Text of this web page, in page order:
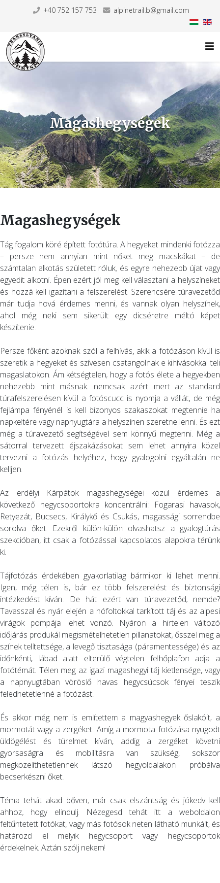
+40 752 157 753 alpinetrail.b@gmail.com
Magashegységek
Magashegységek
Tág fogalom köré épített fotótúra. A hegyeket mindenki fotózza
– persze nem annyian mint nőket meg macskákat – de
számtalan alkotás született róluk, és egyre nehezebb újat vagy
egyedit alkotni. Épen ezért jól meg kell választani a helyszíneket
és hozzá kell igazítani a felszerelést. Szerencsére túravezetőd
már tudja hová érdemes menni, és vannak olyan helyszínek,
ahol még neki sem sikerült egy dicséretre méltó képet
készítenie.
Persze főként azoknak szól a felhívás, akik a fotózáson kívül is
szeretik a hegyeket és szívesen csatangolnak e kihívásokkal teli
magaslatokon. Ám kétségtelen, hogy a fotós élete a hegyekben
nehezebb mint másnak. nemcsak azért mert az standard
túrafelszerelésen kívül a fotóscucc is nyomja a vállát, de még
fejlámpa fényénél is kell bizonyos szakaszokat megtennie ha
napkeltére vagy napnyugtára a helyszínen szeretne lenni. És ezt
még a túravezető segítségével sem könnyű megtenni. Még a
sátorral tervezett éjszakázásokat sem lehet annyira közel
tervezni a fotózás helyéhez, hogy gyalogolni egyáltalán ne
kelljen.
Az erdélyi Kárpátok magashegységei közül érdemes a
következő hegycsoportokra koncentrálni: Fogarasi havasok,
Retyezát, Bucsecs, Királykő és Csukás, magassági sorrendbe
sorolva őket. Ezekről külön-külön olvashatsz a gyalogtúrás
szekcióban, itt csak a fotózással kapcsolatos alapokra térünk
ki.
Tájfotózás érdekében gyakorlatilag bármikor ki lehet menni.
Igen, még télen is, bár ez több felszerelést és biztonsági
intézkedést kíván. De hát ezért van túravezetőd, nemde?
Tavasszal és nyár elején a hófoltokkal tarkított táj és az alpesi
virágok pompája lehet vonzó. Nyáron a hirtelen változó
időjárás produkál megismételhetetlen pillanatokat, ősszel meg a
színek telítettsége, a levegő tisztasága (páramentessége) és az
időnkénti, lábad alatt elterülő végtelen felhőplafon adja a
fotótémát. Télen meg az igazi magashegyi táj kietlensége, vagy
a napnyugtában vöröslő havas hegycsúcsok fényei teszik
feledhetetlenné a fotózást.
És akkor még nem is említettem a magyashegyek őslakóit, a
mormotát vagy a zergéket. Amíg a mormota fotózása nyugodt
üldögélést és türelmet kíván, addig a zergéket követni
gyorsaságra és mobilitásra van szükség, sokszor
megközelíthetetlennek látszó hegyoldalakon próbálva
becserkészni őket.
Téma tehát akad bőven, már csak elszántság és jókedv kell
ahhoz, hogy elindulj. Nézegesd tehát itt a weboldalon
feltűntetett fotókat, vagy más fotósok neten látható munkáit, és
határozd el melyik hegycsoport vagy hegycsoportok
érdekelnek. Aztán szólj nekem!